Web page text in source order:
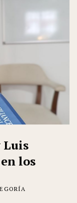
Luis
los